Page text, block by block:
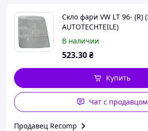
Скло фари VW LT 96- (R)
AUTOTECHTEILE)
В наличии
523.30₴
Купить
Чат с продавцом
Продавец Recomp